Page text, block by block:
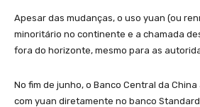
Apesar das mudanças, o uso yuan (ou
minoritário no continente e a chamada
fora do horizonte, mesmo para as
No fim de junho, o Banco Central da
com yuan diretamente no banco